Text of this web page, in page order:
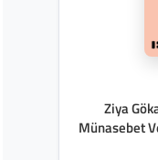
Ziya
Münasebet